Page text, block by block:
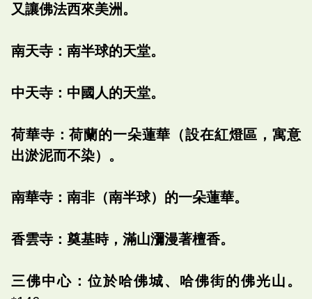
又讓佛法西來美洲。
南天寺：南半球的天堂。
中天寺：中國人的天堂。
荷華寺：荷蘭的一朵蓮華（設在紅燈區，寓意
出淤泥而不染）。
南華寺：南非（南半球）的一朵蓮華。
香雲寺：奠基時，滿山瀰漫著檀香。
三佛中心：位於哈佛城、哈佛街的佛光山。